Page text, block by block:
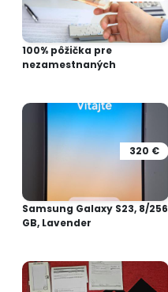
100% pôžička pre
nezamestnaných
320 €
Samsung Galaxy S23, 8/256
GB, Lavender